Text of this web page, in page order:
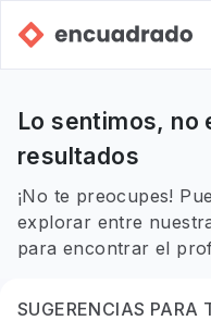
Lo sentimos, no
resultados
¡No te preocupes!
explorar entre
para encontrar el
SUGERENCIAS PARA